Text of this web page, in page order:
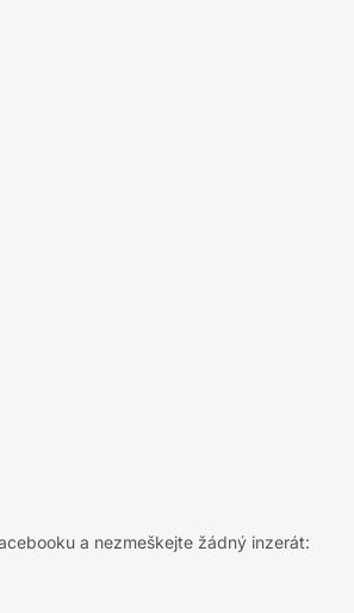
a nezmeškejte žádný inzerát: